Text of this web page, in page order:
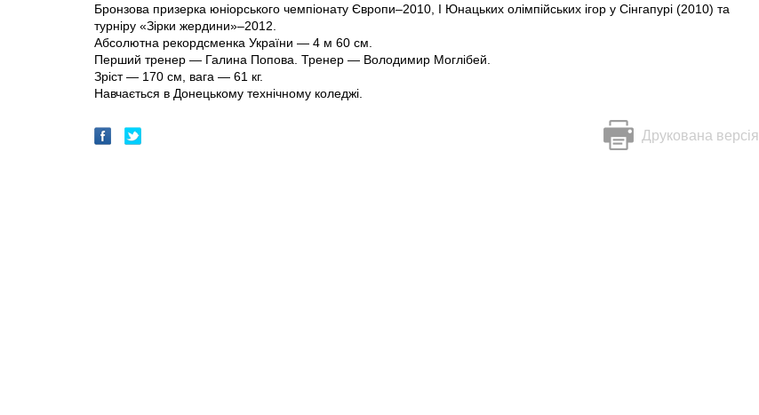
Бронзова призерка юніорського чемпіонату Європи–2010, I Юнацьких олімпійських ігор у Сінгапурі (2010) та
турніру «Зірки жердини»–2012.
Абсолютна рекордсменка України — 4 м 60 см.
Перший тренер — Галина Попова. Тренер — Володимир Моглібей.
Зріст — 170 см, вага — 61 кг.
Навчається в Донецькому технічному коледжі.
Друкована версія